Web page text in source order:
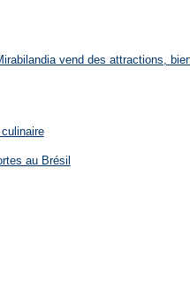
vend des attractions,
au Brésil